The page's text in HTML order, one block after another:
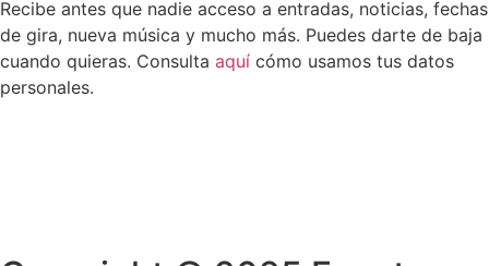
Recibe antes que nadie acceso a entradas, noticias, fechas
de gira, nueva música y mucho más. Puedes darte de baja
cuando quieras. Consulta aquí cómo usamos tus datos
personales.